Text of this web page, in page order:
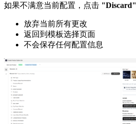
如果不满意当前配置，点击 "Discard"
放弃当前所有更改
返回到模板选择页面
不会保存任何配置信息